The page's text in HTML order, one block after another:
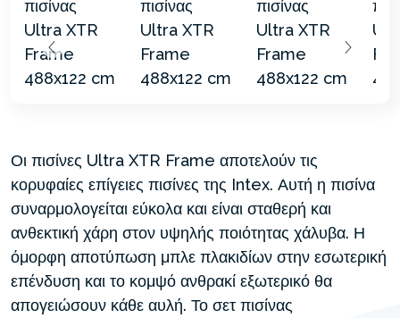
Οι πισίνες Ultra XTR Frame αποτελούν τις
κορυφαίες επίγειες πισίνες της Intex. Αυτή η πισίνα
συναρμολογείται εύκολα και είναι σταθερή και
ανθεκτική χάρη στον υψηλής ποιότητας χάλυβα. Η
όμορφη αποτύπωση μπλε πλακιδίων στην εσωτερική
επένδυση και το κομψό ανθρακί εξωτερικό θα
απογειώσουν κάθε αυλή. Το σετ πισίνας